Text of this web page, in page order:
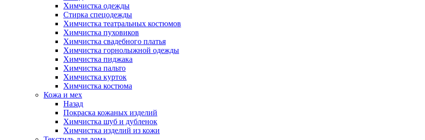
Химчистка одежды
Стирка спецодежды
Химчистка театральных костюмов
Химчистка пуховиков
Химчистка свадебного платья
Химчистка горнолыжной одежды
Химчистка пиджака
Химчистка пальто
Химчистка курток
Химчистка костюма
Кожа и мех
Назад
Покраска кожаных изделий
Химчистка шуб и дубленок
Химчистка изделий из кожи